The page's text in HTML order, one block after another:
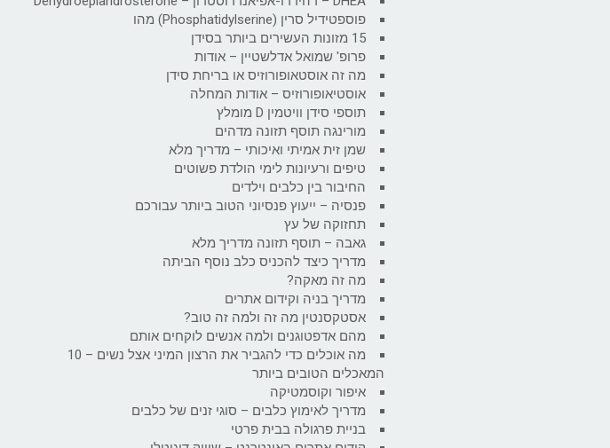
פוספטידיל סרין (Phosphatidylserine) מהו
15 מזונות העשירים ביותר בסידן
פרופ' שמואל אדלשטיין – אודות
מה זה אוסטאופורוזיס או בריחת סידן
אוסטיאופורוזיס – אודות המחלה
תוספי סידן וויטמין D מומלץ
מורינגה תוסף תזונה מדהים
שמן זית אמיתי ואיכותי – מדריך מלא
טיפים ורעיונות לימי הולדת פשוטים
החיבור בין כלבים וילדים
פנסיה – ייעוץ פנסיוני הטוב ביותר עבורכם
תחזוקה של עץ
גאבה – תוסף תזונה מדריך מלא
מדריך כיצד להכניס כלב נוסף הביתה
מה זה מאקה?
מדריך בניה וקידום אתרים
אסטקסנטין מה זה ולמה זה טוב?
מהם אדפטוגנים ולמה אנשים לוקחים אותם
מה אוכלים כדי להגביר את הרצון המיני אצל נשים – 10
המאכלים הטובים ביותר
איפור וקוסמטיקה
מדריך לאימוץ כלבים – סוגי זנים של כלבים
בניית פרגולה בבית פרטי